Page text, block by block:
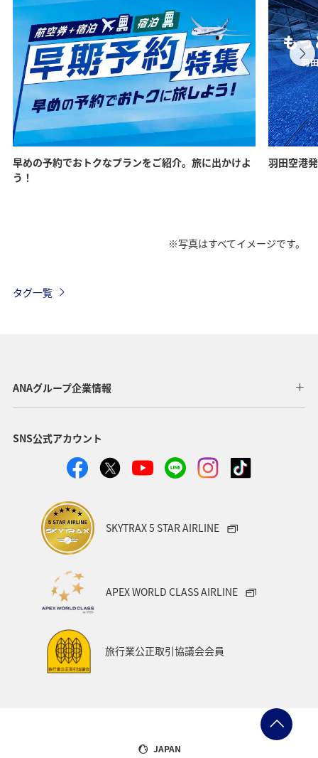
早めの予約でおトクなプランをご紹介。旅に出かけよ
う！
羽田空港
※写真はすべてイメージです。
タグ一覧
ANAグループ企業情報
SNS公式アカウント
SKYTRAX 5 STAR AIRLINE
APEX WORLD CLASS AIRLINE
旅行業公正取引協議会会員
JAPAN